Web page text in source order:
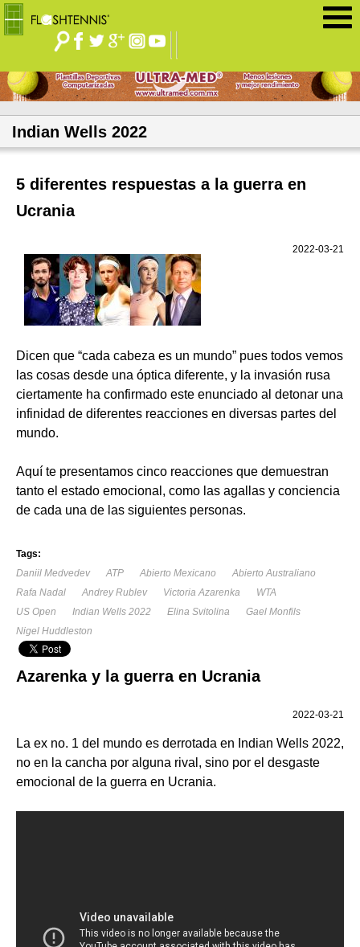
Indian Wells 2022
5 diferentes respuestas a la guerra en
Ucrania
2022-03-21
Dicen que “cada cabeza es un mundo” pues todos vemos
las cosas desde una óptica diferente, y la invasión rusa
ciertamente ha confirmado este enunciado al detonar una
infinidad de diferentes reacciones en diversas partes del
mundo.
Aquí te presentamos cinco reacciones que demuestran
tanto el estado emocional, como las agallas y conciencia
de cada una de las siguientes personas.
Tags:
Daniil Medvedev
ATP Abierto Mexicano
Abierto Australiano
Rafa Nadal
Andrey Rublev Victoria Azarenka
WTA
US Open
Indian Wells 2022 Elina Svitolina
Gael Monfils
Nigel Huddleston
Azarenka y la guerra en Ucrania
2022-03-21
La ex no. 1 del mundo es derrotada en Indian Wells 2022,
no en la cancha por alguna rival, sino por el desgaste
emocional de la guerra en Ucrania.